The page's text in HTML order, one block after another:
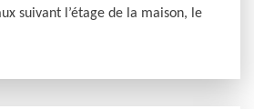
suivant l’étage de la maison, le